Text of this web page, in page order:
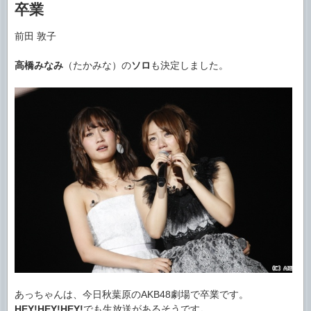
卒業
前田 敦子
高橋みなみ （たかみな）のソロ も決定しました。
あっちゃんは、今日秋葉原のAKB48劇場で卒業です。
HEY!HEY!HEY!でも生放送があるそうです。